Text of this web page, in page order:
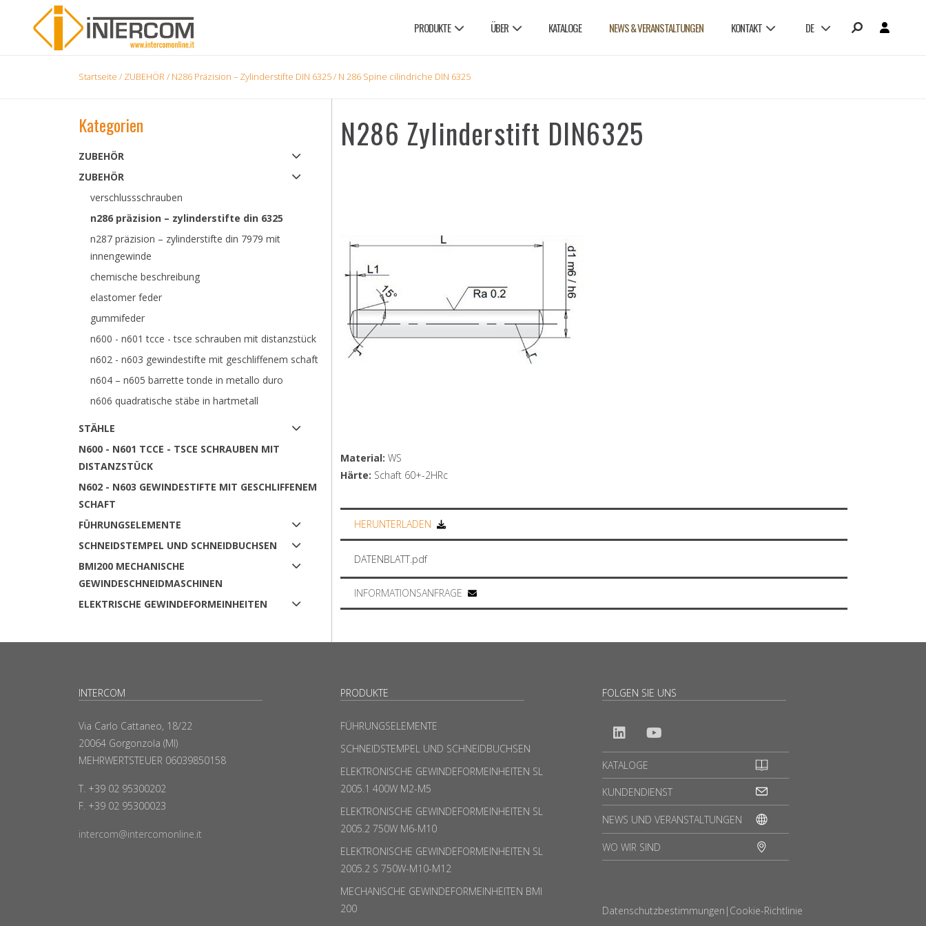
PRODUKTE ÜBER KATALOGE NEWS & VERANSTALTUNGEN KONTAKT DE
Startseite / ZUBEHÖR/ N286 Präzision – Zylinderstifte DIN 6325/ N 286 Spine cilindriche DIN 6325
Kategorien
ZUBEHÖR
ZUBEHÖR
verschlussschrauben
n286 präzision – zylinderstifte din 6325
n287 präzision – zylinderstifte din 7979 mit
innengewinde
chemische beschreibung
elastomer feder
gummifeder
n600 - n601 tcce - tsce schrauben mit distanzstück
n602 - n603 gewindestifte mit geschliffenem schaft
n604 – n605 barrette tonde in metallo duro
n606 quadratische stäbe in hartmetall
STÄHLE
N600 - N601 TCCE - TSCE SCHRAUBEN MIT
DISTANZSTÜCK
N602 - N603 GEWINDESTIFTE MIT GESCHLIFFENEM
SCHAFT
FÜHRUNGSELEMENTE
SCHNEIDSTEMPEL UND SCHNEIDBUCHSEN
BMI200 MECHANISCHE
GEWINDESCHNEIDMASCHINEN
ELEKTRISCHE GEWINDEFORMEINHEITEN
N286 Zylinderstift DIN6325
Material: WS
Härte: Schaft 60+-2HRc
HERUNTERLADEN
DATENBLATT.pdf
INFORMATIONSANFRAGE
INTERCOM
Via Carlo Cattaneo, 18/22
20064 Gorgonzola (MI)
MEHRWERTSTEUER 06039850158
T. +39 02 95300202
F. +39 02 95300023
intercom@intercomonline.it
PRODUKTE
FÜHRUNGSELEMENTE
SCHNEIDSTEMPEL UND SCHNEIDBUCHSEN
ELEKTRONISCHE GEWINDEFORMEINHEITEN SL
2005.1 400W M2-M5
ELEKTRONISCHE GEWINDEFORMEINHEITEN SL
2005.2 750W M6-M10
ELEKTRONISCHE GEWINDEFORMEINHEITEN SL
2005.2 S 750W-M10-M12
MECHANISCHE GEWINDEFORMEINHEITEN BMI
200
FOLGEN SIE UNS
KATALOGE
KUNDENDIENST
NEWS UND VERANSTALTUNGEN
WO WIR SIND
Datenschutzbestimmungen | Cookie-Richtlinie